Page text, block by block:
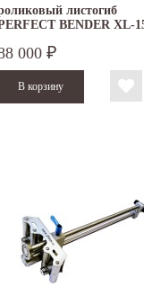
листогиб
BENDER XL-
000 ₽